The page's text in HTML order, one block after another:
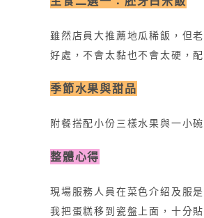
雖然店員大推薦地瓜稀飯，但
好處，不會太黏也不會太硬，
季節水果與甜品
附餐搭配小份三樣水果與一小
整體心得
現場服務人員在菜色介紹及服
我把蛋糕移到瓷盤上面，十分貼